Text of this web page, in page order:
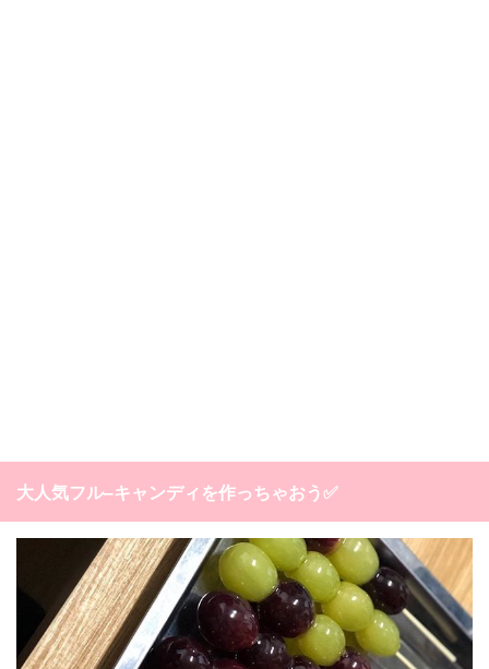
大人気フル–キャンディを作っちゃおう✅